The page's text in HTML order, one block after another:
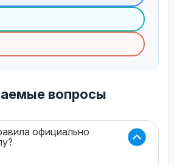
вопросы
официально